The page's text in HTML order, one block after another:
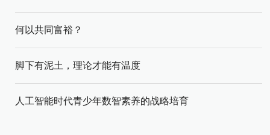
何以共同富裕？
脚下有泥土，理论才能有温度
人工智能时代青少年数智素养的战略培育